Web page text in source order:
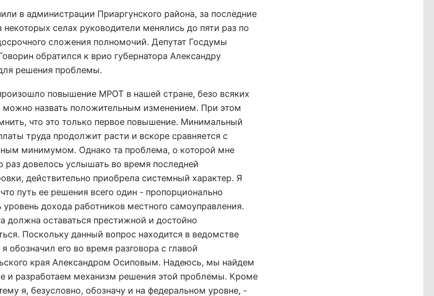
в администрации Приаргунского района, за последние
некоторых селах руководители менялись до пяти раз по
сложения полномочий. Депутат Госдумы
обратился к врио губернатора Александру
решения проблемы.
повышение МРОТ в нашей стране, безо всяких
можно назвать положительным изменением. При этом
что это только первое повышение. Минимальный
труда продолжит расти и вскоре сравняется с
минимумом. Однако та проблема, о которой мне
раз довелось услышать во время последней
действительно приобрела системный характер. Я
путь ее решения всего один - пропорционально
дохода работников местного самоуправления.
должна оставаться престижной и достойно
Поскольку данный вопрос находится в ведомстве
я обозначил его во время разговора с главой
края Александром Осиповым. Надеюсь, мы найдем
и разработаем механизм решения этой проблемы. Кроме
я, безусловно, обозначу и на федеральном уровне, -